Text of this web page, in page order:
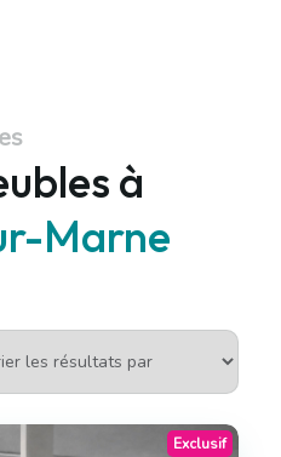
à
Marne
Exclusif